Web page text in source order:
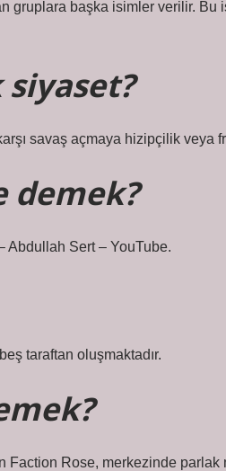
gruplara başka isimler verilir.
savaş açmaya hizipçilik veya
demek?
Abdullah Sert – YouTube.
taraftan oluşmaktadır.
Rose, merkezinde parlak